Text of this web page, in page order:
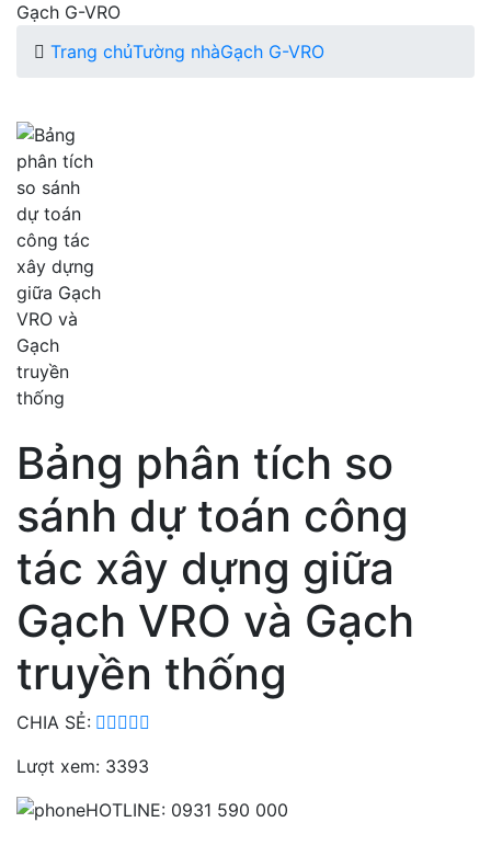
Gạch G-VRO
Trang chủTường nhàGạch G-VRO
Bảng phân tích so
sánh dự toán công
tác xây dựng giữa
Gạch VRO và Gạch
truyền thống
CHIA SẺ:
Lượt xem: 3393
HOTLINE: 0931 590 000